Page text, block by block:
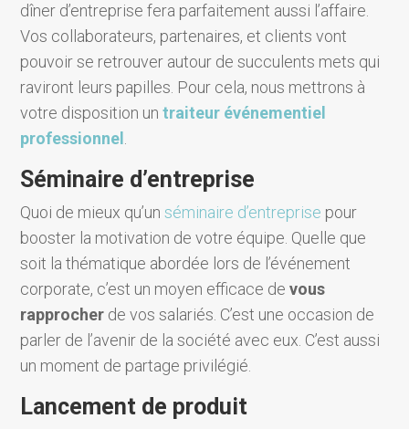
dîner d’entreprise fera parfaitement aussi l’affaire.
Vos collaborateurs, partenaires, et clients vont
pouvoir se retrouver autour de succulents mets qui
raviront leurs papilles. Pour cela, nous mettrons à
votre disposition untraiteur événementiel
professionnel
Séminaire d’entreprise
Quoi de mieux qu’unséminaire d’entreprise pour
booster la motivation de votre équipe. Quelle que
soit la thématique abordée lors de l’événement
corporate, c’est un moyen efficace devous
rapprocher de vos salariés. C’est une occasion de
parler de l’avenir de la société avec eux. C’est aussi
un moment de partage privilégié.
Lancement de produit